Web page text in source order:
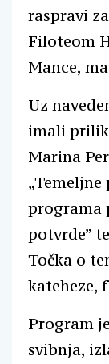
raspravi
Filoteom
Mance,
Uz
imali
Marina
programa
potvrde”
Točka o
kateheze,
Program
svibnja,